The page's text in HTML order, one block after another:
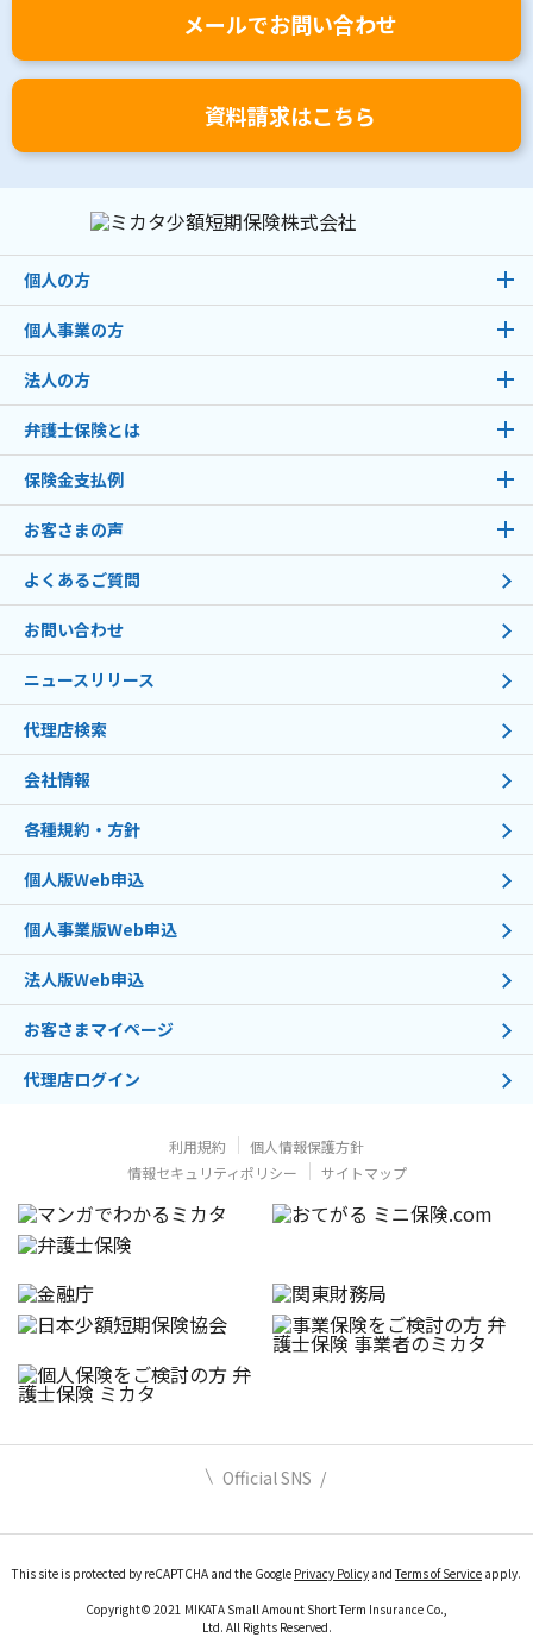
メールでお問い合わせ
資料請求はこちら
個人の方
個人事業の方
法人の方
弁護士保険とは
保険金支払例
お客さまの声
よくあるご質問
お問い合わせ
ニュースリリース
代理店検索
会社情報
各種規約・方針
個人版Web申込
個人事業版Web申込
法人版Web申込
お客さまマイページ
代理店ログイン
利用規約
個人情報保護方針
情報セキュリティポリシー
サイトマップ
Official SNS
This site is protected by reCAPTCHA and the Google Privacy Policy andTerms of Service apply.
Copyright© 2021 MIKATA Small Amount Short Term Insurance Co.,
Ltd. All Rights Reserved.